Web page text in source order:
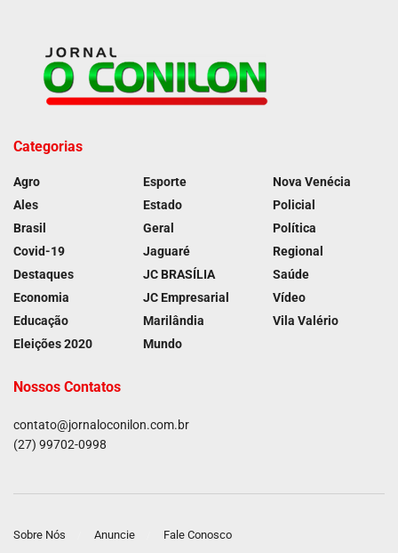
Categorias
Agro
Ales
Brasil
Covid-19
Destaques
Economia
Educação
Eleições 2020
Esporte
Estado
Geral
Jaguaré
JC BRASÍLIA
JC Empresarial
Marilândia
Mundo
Nova Venécia
Policial
Política
Regional
Saúde
Vídeo
Vila Valério
Nossos Contatos
contato@jornaloconilon.com.br
(27) 99702-0998
Sobre Nós Anuncie Fale Conosco